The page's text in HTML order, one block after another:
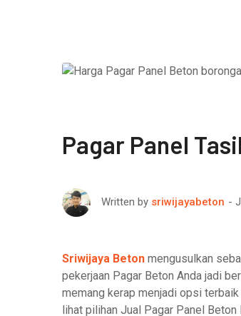
Pagar Panel
Written by sriwijayabeton
Sriwijaya Beton mengusulkan
pekerjaan Pagar Beton Anda jadi
memang kerap menjadi opsi
lihat pilihan Jual Pagar Panel Beton